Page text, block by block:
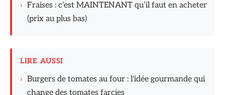
› Fraises : c’est MAINTENANT qu’il faut en acheter
(prix au plus bas)
LIRE AUSSI
› Burgers de tomates au four : l'idée gourmande qui
change des tomates farcies